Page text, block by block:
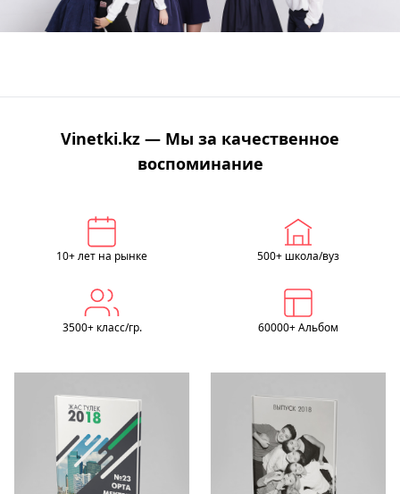
Vinetki.kz — Мы за качественное
воспоминание
10+ лет на рынке 500+ школа/вуз
3500+ класс/гр. 60000+ Альбом